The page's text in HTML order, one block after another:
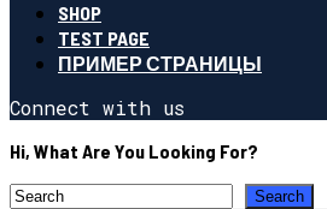
SHOP
TEST PAGE
ПРИМЕР СТРАНИЦЫ
Connect with us
Hi, What Are You Looking For?